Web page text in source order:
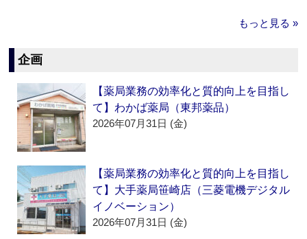
もっと見る »
企画
【薬局業務の効率化と質的向上を目指し
て】わかば薬局（東邦薬品）
2026年07月31日 (金)
【薬局業務の効率化と質的向上を目指し
て】大手薬局笹崎店（三菱電機デジタル
イノベーション）
2026年07月31日 (金)